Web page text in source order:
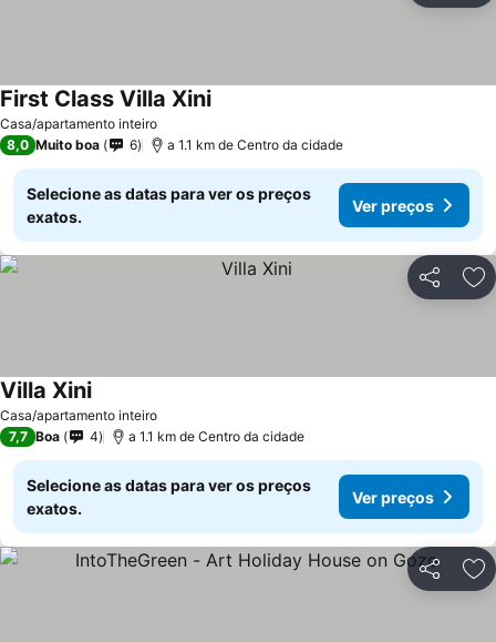
Casa/apartamento inteiro
First Class Villa Xini
8,0 Muito boa 6 a 1.1 km de Centro da cidade
Selecione as datas para ver os preços
exatos.
Ver preços
Partilhar
Casa/apartamento inteiro
Villa Xini
7,7 Boa 4 a 1.1 km de Centro da cidade
Selecione as datas para ver os preços
exatos.
Ver preços
Partilhar